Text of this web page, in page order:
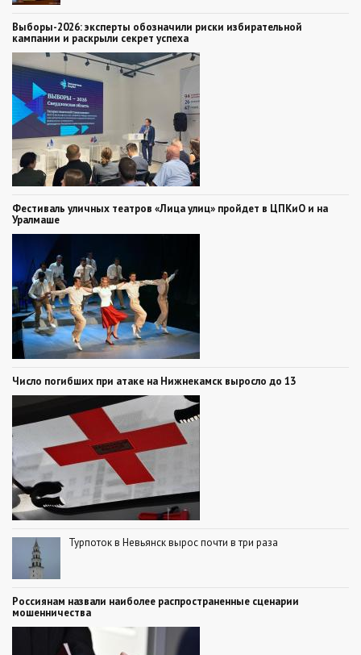
Выборы-2026: эксперты обозначили риски избирательной
кампании и раскрыли секрет успеха
Фестиваль уличных театров «Лица улиц» пройдет в ЦПКиО и на
Уралмаше
Число погибших при атаке на Нижнекамск выросло до 13
Турпоток в Невьянск вырос почти в три раза
Россиянам назвали наиболее распространенные сценарии
мошенничества